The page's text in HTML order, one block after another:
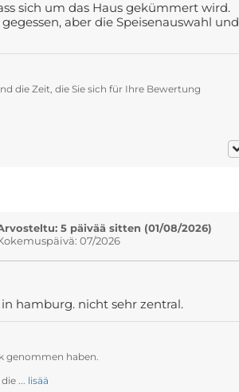
sich um das Haus gekümmert wird.
aber die Speisenauswahl und
die Zeit, die Sie sich für Ihre Bewertung
5 päivää sitten (01/08/2026)
07/2026
hamburg. nicht sehr zentral.
genommen haben.
... lisää